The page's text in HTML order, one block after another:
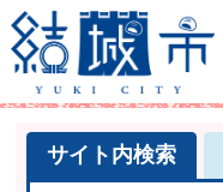
サイト内検索